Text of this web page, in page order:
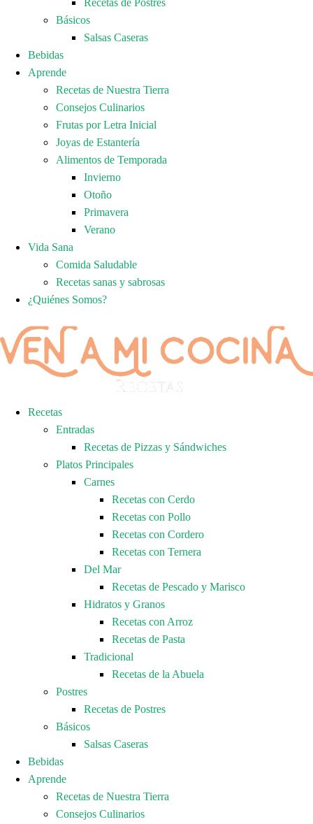
Recetas de Postres
Básicos
Salsas Caseras
Bebidas
Aprende
Recetas de Nuestra Tierra
Consejos Culinarios
Frutas por Letra Inicial
Joyas de Estantería
Alimentos de Temporada
Invierno
Otoño
Primavera
Verano
Vida Sana
Comida Saludable
Recetas sanas y sabrosas
¿Quiénes Somos?
Recetas
Entradas
Recetas de Pizzas y Sándwiches
Platos Principales
Carnes
Recetas con Cerdo
Recetas con Pollo
Recetas con Cordero
Recetas con Ternera
Del Mar
Recetas de Pescado y Marisco
Hidratos y Granos
Recetas con Arroz
Recetas de Pasta
Tradicional
Recetas de la Abuela
Postres
Recetas de Postres
Básicos
Salsas Caseras
Bebidas
Aprende
Recetas de Nuestra Tierra
Consejos Culinarios